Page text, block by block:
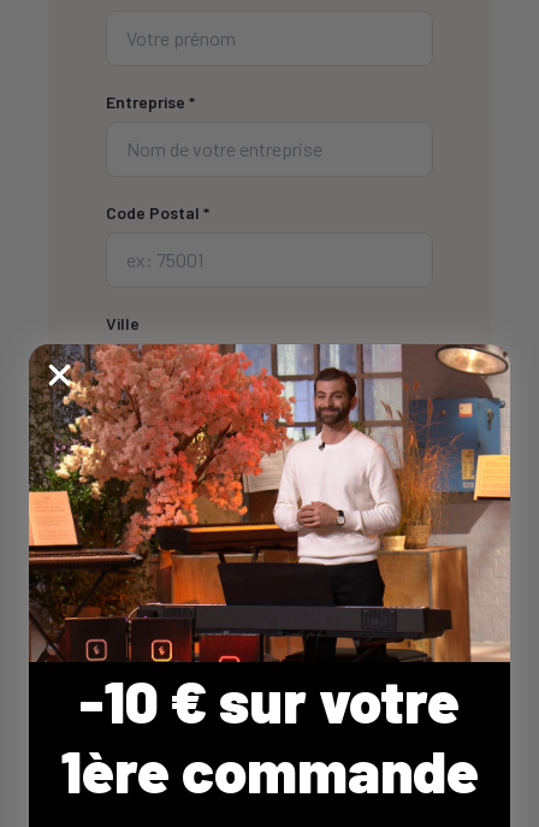
Entreprise *
Code Postal *
Ville
Email *
Téléphone
Type d'activité *
Message *
-10 € sur votre
1ère commande